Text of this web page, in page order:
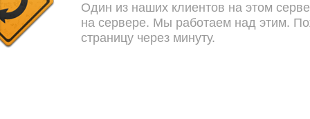
Один из наших клиентов на этом
на сервере. Мы работаем над этим.
страницу через минуту.